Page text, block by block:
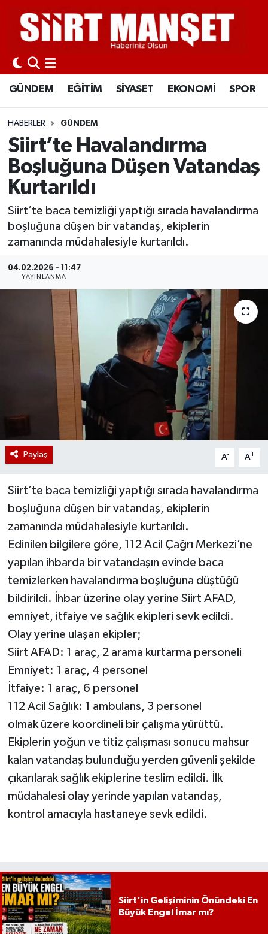
GÜNDEM EĞİTİM SİYASET EKONOMİ SPOR
HABERLER GÜNDEM
Siirt’te Havalandırma
Boşluğuna Düşen Vatandaş
Kurtarıldı
Siirt’te baca temizliği yaptığı sırada havalandırma
boşluğuna düşen bir vatandaş, ekiplerin
zamanında müdahalesiyle kurtarıldı.
04.02.2026 - 11:47
YAYINLANMA
Paylaş A- A+
Siirt’te baca temizliği yaptığı sırada havalandırma
boşluğuna düşen bir vatandaş, ekiplerin
zamanında müdahalesiyle kurtarıldı.
Edinilen bilgilere göre, 112 Acil Çağrı Merkezi’ne
yapılan ihbarda bir vatandaşın evinde baca
temizlerken havalandırma boşluğuna düştüğü
bildirildi. İhbar üzerine olay yerine Siirt AFAD,
emniyet, itfaiye ve sağlık ekipleri sevk edildi.
Olay yerine ulaşan ekipler;
Siirt AFAD: 1 araç, 2 arama kurtarma personeli
Emniyet: 1 araç, 4 personel
İtfaiye: 1 araç, 6 personel
112 Acil Sağlık: 1 ambulans, 3 personel
olmak üzere koordineli bir çalışma yürüttü.
Ekiplerin yoğun ve titiz çalışması sonucu mahsur
kalan vatandaş bulunduğu yerden güvenli şekilde
çıkarılarak sağlık ekiplerine teslim edildi. İlk
müdahalesi olay yerinde yapılan vatandaş,
kontrol amacıyla hastaneye sevk edildi.
Siirt'in Gelişiminin Önündeki En
Büyük Engel İmar mı?
GÜNDEM
EĞİTİM
SİYASET
EKONOMİ
SPOR
KÜLTÜR-SANAT
Siirt Nöbetçi Eczaneler
Siirt Hava Durumu
Siirt Namaz Vakitleri
Siirt Trafik Yoğunluk Haritası
Süper Lig Puan Durumu ve Fikstür
Son Dakika Haberleri